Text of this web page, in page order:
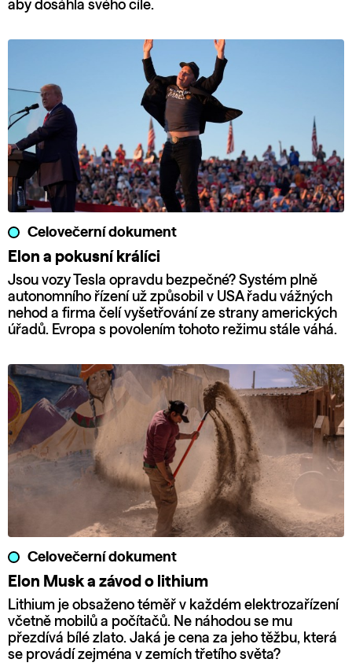
aby dosáhla svého cíle.
Celovečerní dokument
Elon a pokusní králíci
Jsou vozy Tesla opravdu bezpečné? Systém plně
autonomního řízení už způsobil v USA řadu vážných
nehod a firma čelí vyšetřování ze strany amerických
úřadů. Evropa s povolením tohoto režimu stále váhá.
Celovečerní dokument
Elon Musk a závod o lithium
Lithium je obsaženo téměř v každém elektrozařízení
včetně mobilů a počítačů. Ne náhodou se mu
přezdívá bílé zlato. Jaká je cena za jeho těžbu, která
se provádí zejména v zemích třetího světa?